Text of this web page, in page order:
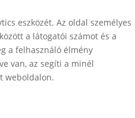
eszközét. Az oldal személyes
a látogatói számot és a
a felhasználó élmény
van, az segíti a minél
weboldalon.